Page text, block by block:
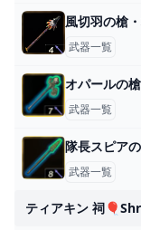
風切羽の槍
武器一覧
オパールの
武器一覧
隊長スピア
武器一覧
ティアキン 祠